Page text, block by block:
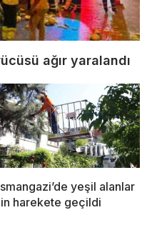
ağır yaralandı
yeşil alanlar
harekete geçildi